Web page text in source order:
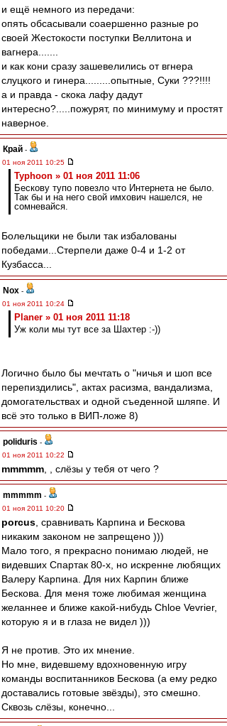
и ещё немного из передачи:
опять обсасывали соаершенно разные ро
своей Жестокости поступки Веллитона и
вагнера.......
и как кони сразу зашевелились от вгнера
слуцкого и гинера.........опытные, Суки ???!!!!
а и правда - скока лафу дадут
интересно?.....пожурят, по минимуму и простят
наверное.
Край -
01 ноя 2011 10:25
Typhoon » 01 ноя 2011 11:06
Бескову тупо повезло что Интернета не было.
Так бы и на него свой имхович нашелся, не
сомневайся.
Болельщики не были так избалованы
победами...Стерпели даже 0-4 и 1-2 от
Кузбасса...
Nox -
01 ноя 2011 10:24
Planer » 01 ноя 2011 11:18
Уж коли мы тут все за Шахтер :-))
Логично было бы мечтать о "ничья и шоп все
перепиздились", актах расизма, вандализма,
домогательствах и одной съеденной шляпе. И
всё это только в ВИП-ложе 8)
poliduris -
01 ноя 2011 10:22
mmmmm , , слёзы у тебя от чего ?
mmmmm -
01 ноя 2011 10:20
porcus , сравнивать Карпина и Бескова
никаким законом не запрещено )))
Мало того, я прекрасно понимаю людей, не
видевших Спартак 80-х, но искренне любящих
Валеру Карпина. Для них Карпин ближе
Бескова. Для меня тоже любимая женщина
желаннее и ближе какой-нибудь Chloe Vevrier,
которую я и в глаза не видел )))
Я не против. Это их мнение.
Но мне, видевшему вдохновенную игру
команды воспитанников Бескова (а ему редко
доставались готовые звёзды), это смешно.
Сквозь слёзы, конечно...